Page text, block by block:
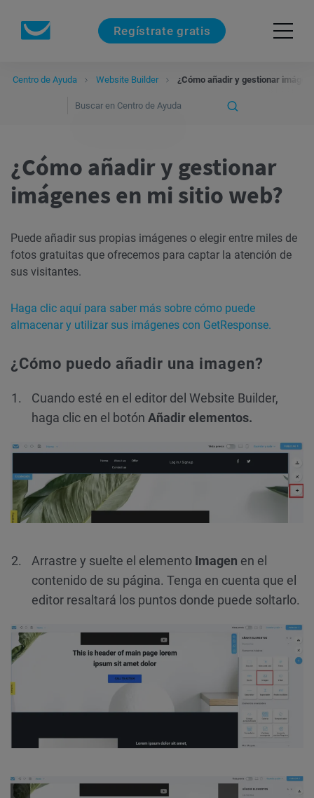
Regístrate gratis
Centro de Ayuda Website Builder ¿Cómo añadir y gestionar
¿Cómo añadir y gestionar
imágenes en mi sitio web?
Puede añadir sus propias imágenes o elegir entre miles de
fotos gratuitas que ofrecemos para captar la atención de
sus visitantes.
Haga clic aquí para saber más sobre cómo puede
almacenar y utilizar sus imágenes con GetResponse.
¿Cómo puedo añadir una imagen?
Cuando esté en el editor del Website Builder,
haga clic en el botón Añadir elementos.
Arrastre y suelte el elemento Imagen en el
contenido de su página. Tenga en cuenta que el
editor resaltará los puntos donde puede soltarlo.